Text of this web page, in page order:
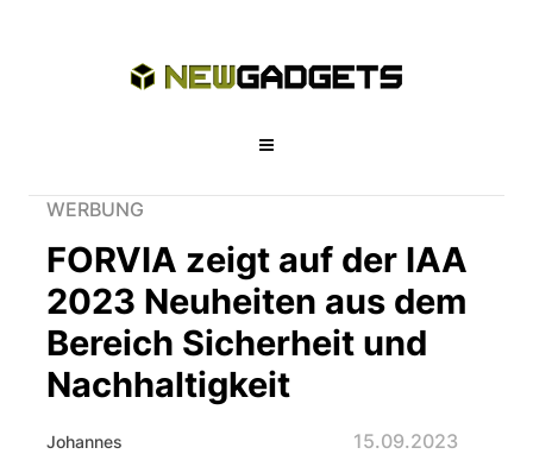
WERBUNG
FORVIA zeigt auf der IAA
2023 Neuheiten aus dem
Bereich Sicherheit und
Nachhaltigkeit
Johannes 15.09.2023